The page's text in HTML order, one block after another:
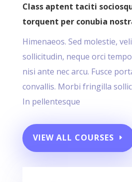
Class aptent taciti
torquent per conubia
Himenaeos. Sed molestie,
sollicitudin, neque orci
nisi ante nec arcu. Fusce
convallis. Morbi fringilla
In pellentesque
VIEW ALL COURSES